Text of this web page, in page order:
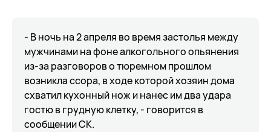
- В ночь на 2 апреля во время застолья между
мужчинами на фоне алкогольного опьянения
из-за разговоров о тюремном прошлом
возникла ссора, в ходе которой хозяин дома
схватил кухонный нож и нанес им два удара
гостю в грудную клетку, - говорится в
сообщении СК.